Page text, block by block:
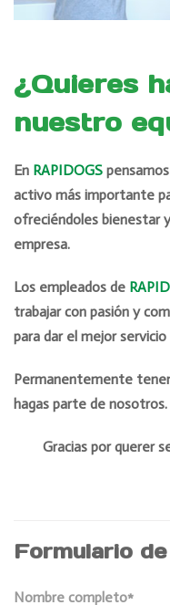
¿Quieres
nuestro
En RAPIDOGS
activo más importante
ofreciéndoles bienestar
empresa.
Los empleados de
trabajar con pasión y
para dar el mejor
Permanentemente
hagas parte de nosotros.
Gracias por querer
Formulario
Nombre completo*